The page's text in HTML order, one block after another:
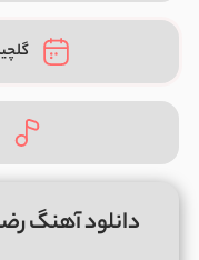
دانلود آهنگ